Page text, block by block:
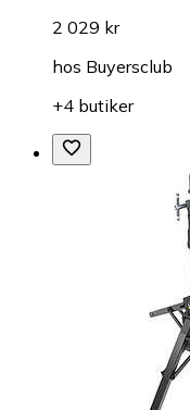
2 029 kr
hos Buyersclub
+4 butiker